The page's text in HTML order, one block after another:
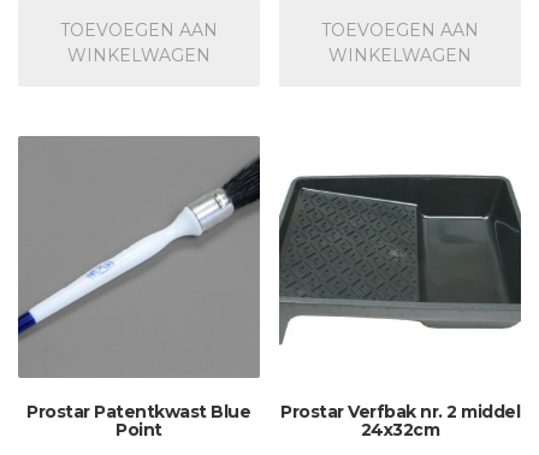
TOEVOEGEN AAN
WINKELWAGEN
TOEVOEGEN AAN
WINKELWAGEN
Prostar Patentkwast Blue
Point
Prostar Verfbak nr. 2 middel
24x32cm